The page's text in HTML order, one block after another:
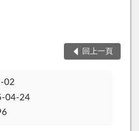
回上一頁
02
04-24